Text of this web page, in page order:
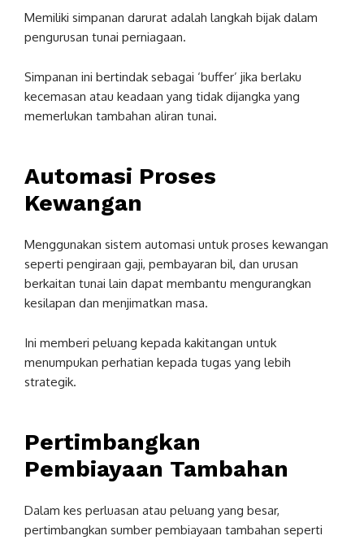
Memiliki simpanan darurat adalah langkah bijak dalam
pengurusan tunai perniagaan.
Simpanan ini bertindak sebagai ‘buffer’ jika berlaku
kecemasan atau keadaan yang tidak dijangka yang
memerlukan tambahan aliran tunai.
Automasi Proses
Kewangan
Menggunakan sistem automasi untuk proses kewangan
seperti pengiraan gaji, pembayaran bil, dan urusan
berkaitan tunai lain dapat membantu mengurangkan
kesilapan dan menjimatkan masa.
Ini memberi peluang kepada kakitangan untuk
menumpukan perhatian kepada tugas yang lebih
strategik.
Pertimbangkan
Pembiayaan Tambahan
Dalam kes perluasan atau peluang yang besar,
pertimbangkan sumber pembiayaan tambahan seperti